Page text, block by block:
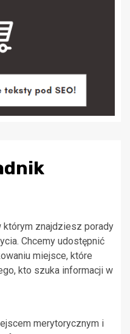
którym znajdziesz porady
Chcemy udostępnić
miejsce, które
kto szuka informacji w
merytorycznym i